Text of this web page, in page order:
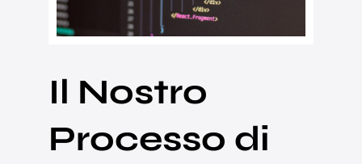
Il Nostro
Processo di